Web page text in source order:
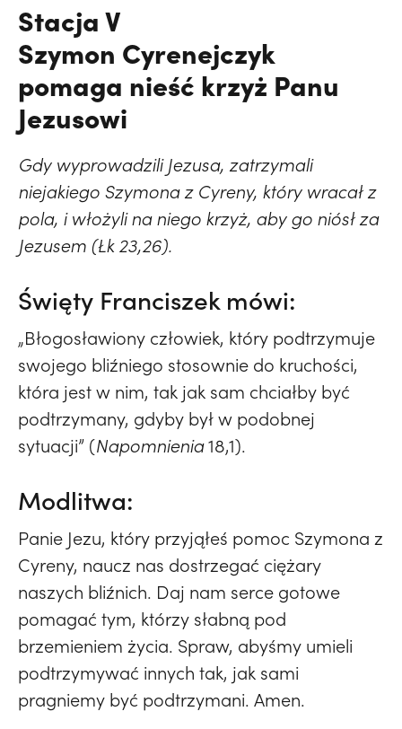
Stacja V
Szymon Cyrenejczyk
pomaga nieść krzyż Panu
Jezusowi
Gdy wyprowadzili Jezusa, zatrzymali
niejakiego Szymona z Cyreny, który wracał z
pola, i włożyli na niego krzyż, aby go niósł za
Jezusem (Łk 23,26).
Święty Franciszek mówi:
„Błogosławiony człowiek, który podtrzymuje
swojego bliźniego stosownie do kruchości,
która jest w nim, tak jak sam chciałby być
podtrzymany, gdyby był w podobnej
sytuacji” (Napomnienia18,1).
Modlitwa:
Panie Jezu, który przyjąłeś pomoc Szymona z
Cyreny, naucz nas dostrzegać ciężary
naszych bliźnich. Daj nam serce gotowe
pomagać tym, którzy słabną pod
brzemieniem życia. Spraw, abyśmy umieli
podtrzymywać innych tak, jak sami
pragniemy być podtrzymani. Amen.